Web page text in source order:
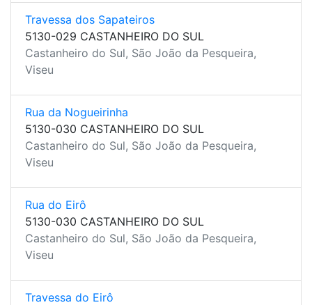
Travessa dos Sapateiros
5130-029 CASTANHEIRO DO SUL
Castanheiro do Sul, São João da Pesqueira,
Viseu
Rua da Nogueirinha
5130-030 CASTANHEIRO DO SUL
Castanheiro do Sul, São João da Pesqueira,
Viseu
Rua do Eirô
5130-030 CASTANHEIRO DO SUL
Castanheiro do Sul, São João da Pesqueira,
Viseu
Travessa do Eirô